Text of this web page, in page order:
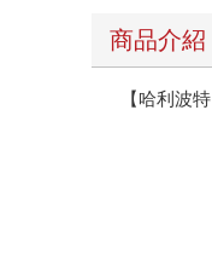
商品介紹
【哈利波